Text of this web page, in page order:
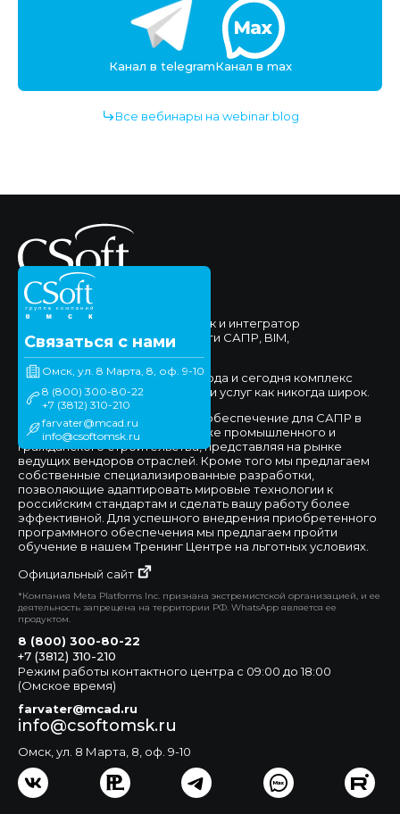
Канал в telegramКанал в max
Все вебинары на webinar.blog
Связаться с нами
Омск, ул. 8 Марта, 8, оф. 9-10
8 (800) 300-80-22
+7 (3812) 310-210
farvater@mcad.ru
info@csoftomsk.ru
ЗАО "Сисофт Омск" - поставщик и интегратор
комплексных решений в области САПР, BIM,
Документооборота.
Мы работаем на рынке с 1994 года и сегодня комплекс
предлагаемых нами продуктов и услуг как никогда широк.
Мы предлагаем программное обеспечение для САПР в
сфере машиностроения, а также промышленного и
гражданского строительства, представляя на рынке
ведущих вендоров отраслей. Кроме того мы предлагаем
собственные специализированные разработки,
позволяющие адаптировать мировые технологии к
российским стандартам и сделать вашу работу более
эффективной. Для успешного внедрения приобретенного
программного обеспечения мы предлагаем пройти
обучение в нашем Тренинг Центре на льготных условиях.
Официальный сайт
*Компания Meta Platforms Inc. признана экстремистской организацией, и ее
деятельность запрещена на территории РФ. WhatsApp является ее
продуктом.
8 (800) 300-80-22
+7 (3812) 310-210
Режим работы контактного центра с 09:00 до 18:00
(Омское время)
farvater@mcad.ru
info@csoftomsk.ru
Омск, ул. 8 Марта, 8, оф. 9-10